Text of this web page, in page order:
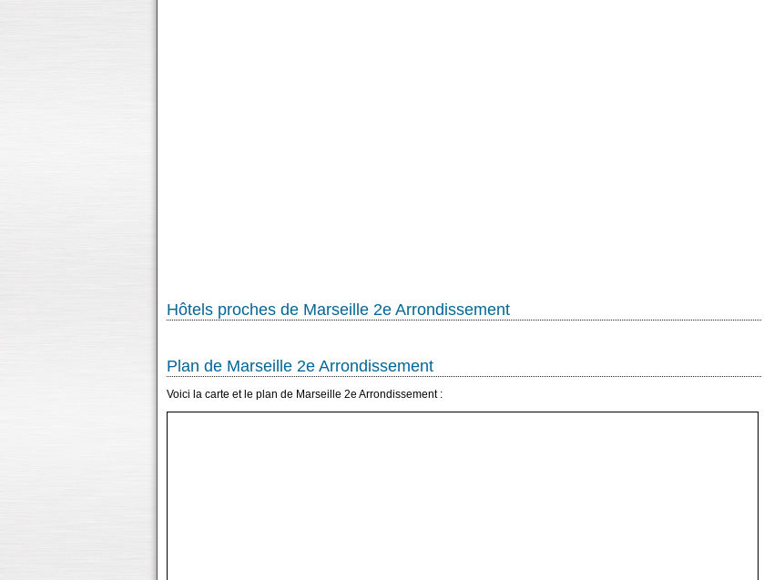
Hôtels proches de Marseille 2e Arrondissement
Plan de Marseille 2e Arrondissement
Voici la carte et le plan de Marseille 2e Arrondissement :